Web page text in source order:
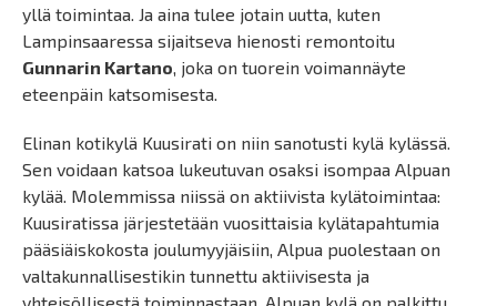
yllä toimintaa. Ja aina tulee jotain uutta, kuten
Lampinsaaressa sijaitseva hienosti remontoitu
Gunnarin Kartano, joka on tuorein voimannäyte
eteenpäin katsomisesta.
Elinan kotikylä Kuusirati on niin sanotusti kylä kylässä.
Sen voidaan katsoa lukeutuvan osaksi isompaa Alpuan
kylää. Molemmissa niissä on aktiivista kylätoimintaa:
Kuusiratissa järjestetään vuosittaisia kylätapahtumia
pääsiäiskokosta joulumyyjäisiin, Alpua puolestaan on
valtakunnallisestikin tunnettu aktiivisesta ja